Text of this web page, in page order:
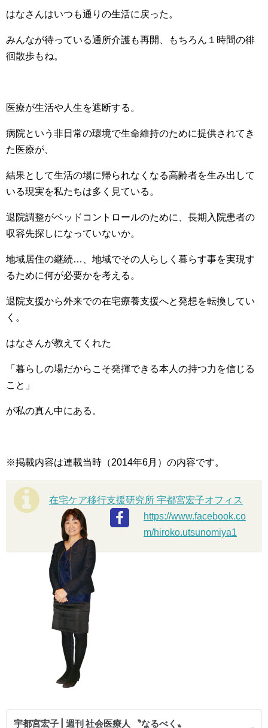
はなさんはいつも通りの生活に戻った。
みんなが待っている通所介護も再開、もちろん１時間の徘
徊散歩もね。
医療が生活や人生を遮断する。
病院という非日常の環境で生命維持のために提供されてき
た医療が、
結果として生活の場に帰られなくなる高齢者を生み出して
いる現実を私たちは多く見ている。
退院調整がベッドコントロールのために、長期入院患者の
収容先探しになっていないか。
地域居住の継続…、地域でその人らしく暮らす事を実現す
るために何が必要かを考える。
退院支援から外来での在宅療養支援へと発想を転換してい
く。
はなさんが教えてくれた
「暮らしの場だからこそ発揮できる本人の持つ力を信じる
こと」
が私の真ん中にある。
※掲載内容は連載当時（2014年6月）の内容です。
在宅ケア移行支援研究所 宇都宮宏子オフィス
https://www.facebook.co
m/hiroko.utsunomiya1